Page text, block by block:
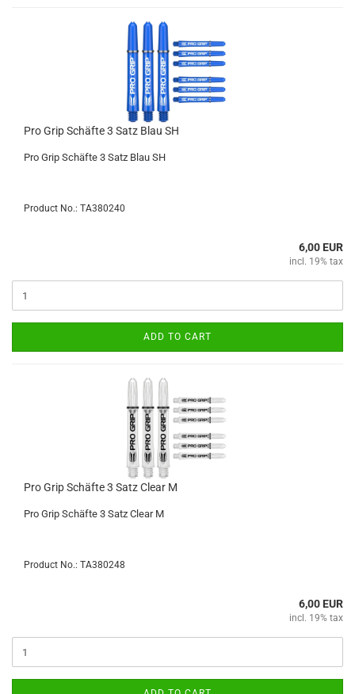
Pro Grip Schäfte 3 Satz Blau SH
Pro Grip Schäfte 3 Satz Blau SH
Product No.: TA380240
6,00 EUR
incl. 19% tax
ADD TO CART
Pro Grip Schäfte 3 Satz Clear M
Pro Grip Schäfte 3 Satz Clear M
Product No.: TA380248
6,00 EUR
incl. 19% tax